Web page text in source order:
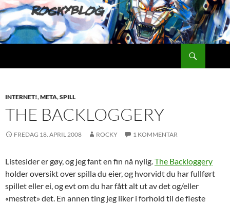
Hopp
til
innhold
INTERNET!,META,SPILL
THE BACKLOGGERY
FREDAG 18. APRIL 2008 ROCKY 1 KOMMENTAR
Listesider er gøy, og jeg fant en fin nå nylig.The Backloggery
holder oversikt over spilla du eier, og hvorvidt du har fullført
spillet eller ei, og evt om du har fått alt ut av det og/eller
«mestret» det. En annen ting jeg liker i forhold til de fleste